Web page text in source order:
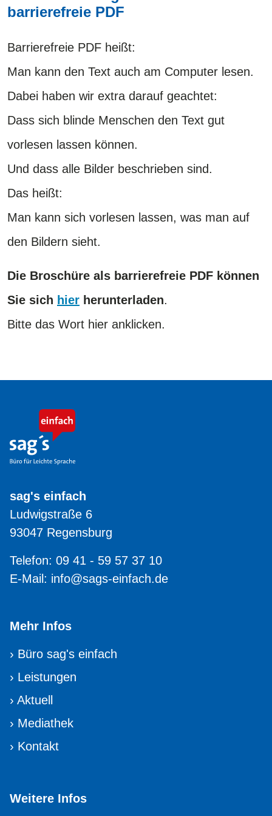
barrierefreie PDF
Barrierefreie PDF heißt:
Man kann den Text auch am Computer lesen.
Dabei haben wir extra darauf geachtet:
Dass sich blinde Menschen den Text gut
vorlesen lassen können.
Und dass alle Bilder beschrieben sind.
Das heißt:
Man kann sich vorlesen lassen, was man auf
den Bildern sieht.
Die Broschüre als barrierefreie PDF können
Sie sich hier herunterladen.
​​​​​​​Bitte das Wort hier anklicken.
sag's einfach
Ludwigstraße 6
93047 Regensburg
Telefon: 09 41 - 59 57 37 10
E-Mail: info@sags-einfach.de
Mehr Infos
› Büro sag's einfach
› Leistungen
› Aktuell
› Mediathek
› Kontakt
Weitere Infos